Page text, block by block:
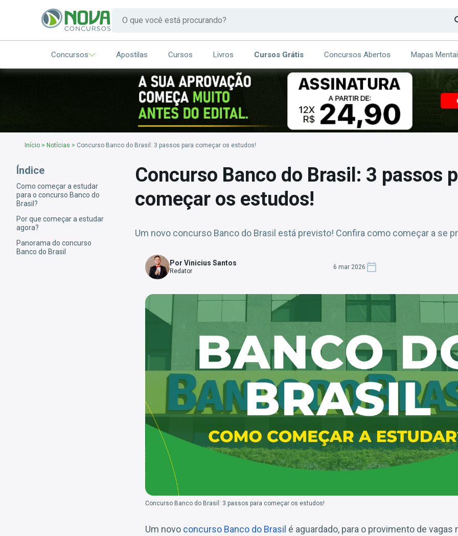
Concursos Apostilas Cursos Livros Cursos Grátis Concursos Abertos Mapas
Início > Notícias > Concurso Banco do Brasil: 3 passos para começar os estudos!
Índice
Como começar a estudar
para o concurso Banco do
Brasil?
Por que começar a estudar
agora?
Panorama do concurso
Banco do Brasil
Concurso Banco do Brasil: 3 passos
começar os estudos!
Um novo concurso Banco do Brasil está previsto! Confira como começar a se
Por Vinicius Santos
Redator
6 mar 2026
Concurso Banco do Brasil: 3 passos para começar os estudos!
Um novo concurso Banco do Brasil é aguardado, para o provimento de vagas